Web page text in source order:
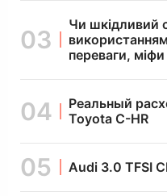
Чи шкідливий
переваги, міфи
Реальный
Toyota C-HR
Audi 3.0 TFSI